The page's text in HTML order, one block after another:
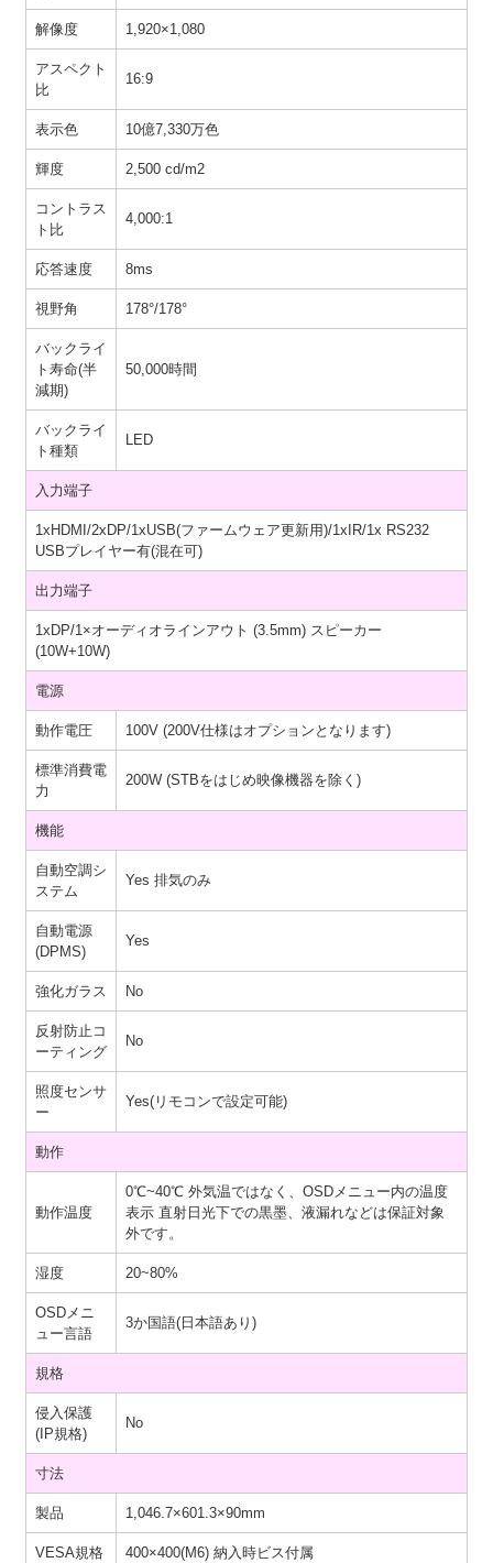
解像度 1,920×1,080
アスペクト
比
16:9
表示色 10億7,330万色
輝度 2,500 cd/m2
コントラス
ト比
4,000:1
応答速度 8ms
視野角 178°/178°
バックライ
ト寿命(半
減期)
50,000時間
バックライ
ト種類
LED
入力端子
1xHDMI/2xDP/1xUSB(ファームウェア更新用)/1xIR/1x RS232
USBプレイヤー有(混在可)
出力端子
1xDP/1×オーディオラインアウト (3.5mm) スピーカー
(10W+10W)
電源
動作電圧 100V (200V仕様はオプションとなります)
標準消費電
力
200W (STBをはじめ映像機器を除く)
機能
自動空調シ
ステム
Yes 排気のみ
自動電源
(DPMS)
Yes
強化ガラス No
反射防止コ
ーティング
No
照度センサ
ー
Yes(リモコンで設定可能)
動作
動作温度
0℃~40℃ 外気温ではなく、OSDメニュー内の温度
表示 直射日光下での黒墨、液漏れなどは保証対象
外です。
湿度 20~80%
OSDメニ
ュー言語
3か国語(日本語あり)
規格
侵入保護
(IP規格)
No
寸法
製品 1,046.7×601.3×90mm
VESA規格 400×400(M6) 納入時ビス付属